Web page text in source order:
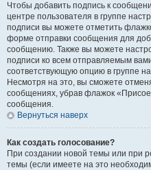
Чтобы добавить подпись к
центре пользователя в группе
подписи вы можете отметить
форме отправки сообщения для
сообщению. Также вы можете
подписи ко всем отправляемым
соответствующую опцию в группе
Несмотря на это, вы сможете
сообщениях, убрав флажок
сообщения.
Вернуться наверх
Как создать голосование?
При создании новой темы или при
темы (если имеете на это